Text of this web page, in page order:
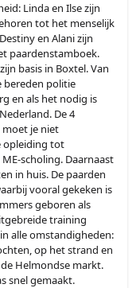
Linda en Ilse zijn
tot het menselijk
en Alani zijn
paardenstamboek.
basis in Boxtel. Van
bereden politie
en als het nodig is
De 4
je niet
opleiding tot
scholing. Daarnaast
in huis. De paarden
vooral gekeken is
geboren als
training
alle omstandigheden:
op het strand en
Helmondse markt.
snel gemaakt.